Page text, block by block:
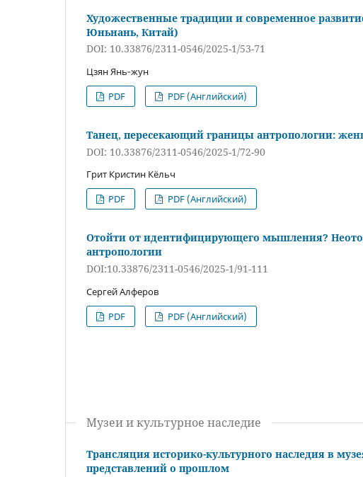
Художественные традиции и современное
Юньнань, Китай)
DOI: 10.33876/2311-0546/2025-1/53-71
Цзян Янь‑жун
PDF
PDF (Английский)
Танец, пересекающий границы антропологии:
DOI: 10.33876/2311-0546/2025-1/72-90
Грит Кристин Кёльч
PDF
PDF (Английский)
Отойти от идентифицирующего мышления?
антропологии
DOI:10.33876/2311-0546/2025-1/91-111
Сергей Алферов
PDF
PDF (Английский)
Музеи и культурное наследие
Трансляция историко-культурного наследия в
представлений о прошлом